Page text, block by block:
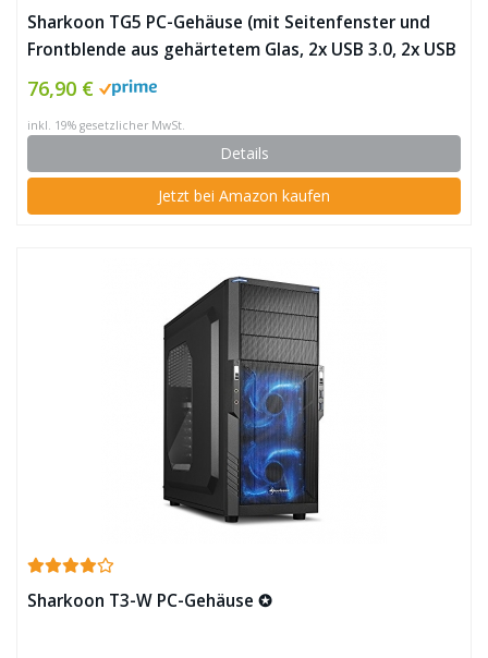
Sharkoon TG5 PC-Gehäuse (mit Seitenfenster und
Frontblende aus gehärtetem Glas, 2x USB 3.0, 2x USB
2.0, 4x 120 mm LED-Lüfter) ✪
76,90 €
inkl. 19% gesetzlicher MwSt.
Details
Jetzt bei Amazon kaufen
Sharkoon T3-W PC-Gehäuse ✪